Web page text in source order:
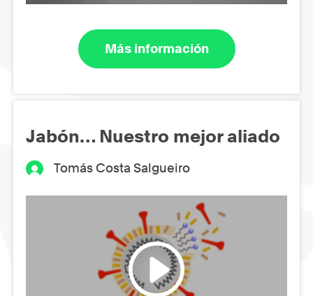
Más información
Jabón… Nuestro mejor aliado
Tomás Costa Salgueiro